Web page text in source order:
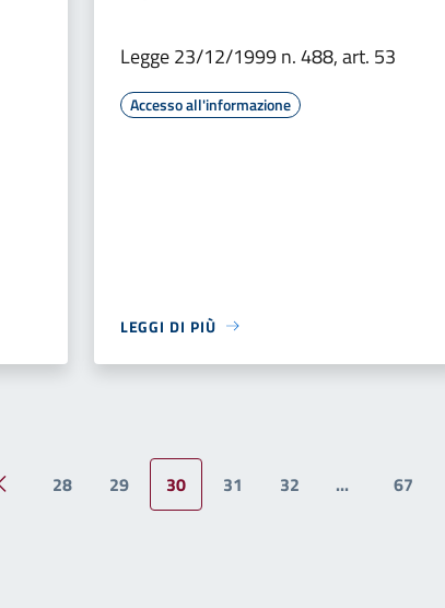
Legge 23/12/1999 n. 488, art. 53
Accesso all'informazione
LEGGI DI PIÙ
Pagina precedente
28 29 30 31 32 ... 67